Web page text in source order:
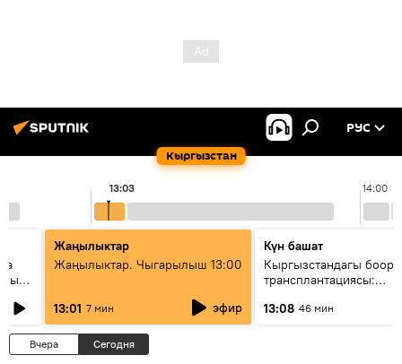
Кыргызстан
РУС
14:00
13:03
Жаңылыктар
Жаңылыктар. Чыгарылыш 13:00
13:01 7 мин эфир
Күн башат
Кыргызстандагы боор
трансплантациясы:
келечеги
13:08 46 мин
Вчера Сегодня